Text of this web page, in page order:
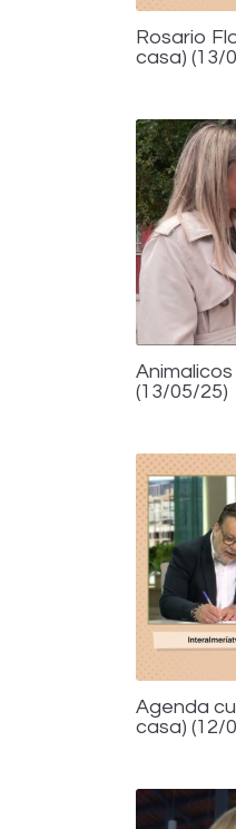
Rosario
casa) (13/
(13/05/25)
Agenda
casa) (12/